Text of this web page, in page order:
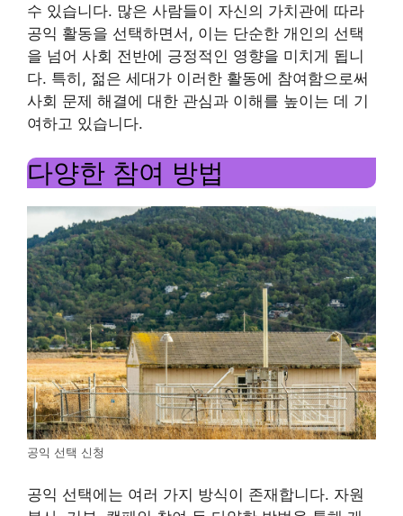
수 있습니다. 많은 사람들이 자신의 가치관에 따라
공익 활동을 선택하면서, 이는 단순한 개인의 선택
을 넘어 사회 전반에 긍정적인 영향을 미치게 됩니
다. 특히, 젊은 세대가 이러한 활동에 참여함으로써
사회 문제 해결에 대한 관심과 이해를 높이는 데 기
여하고 있습니다.
다양한 참여 방법
공익 선택 신청
공익 선택에는 여러 가지 방식이 존재합니다. 자원